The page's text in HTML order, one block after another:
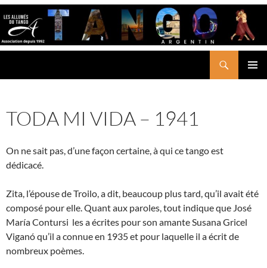
Aller
au
contenu
TODA MI VIDA – 1941
On ne sait pas, d’une façon certaine, à qui ce tango est
dédicacé.
Zita, l’épouse de Troilo, a dit, beaucoup plus tard, qu’il avait été
composé pour elle. Quant aux paroles, tout indique que José
María Contursi les a écrites pour son amante Susana Gricel
Viganó qu’il a connue en 1935 et pour laquelle il a écrit de
nombreux poèmes.